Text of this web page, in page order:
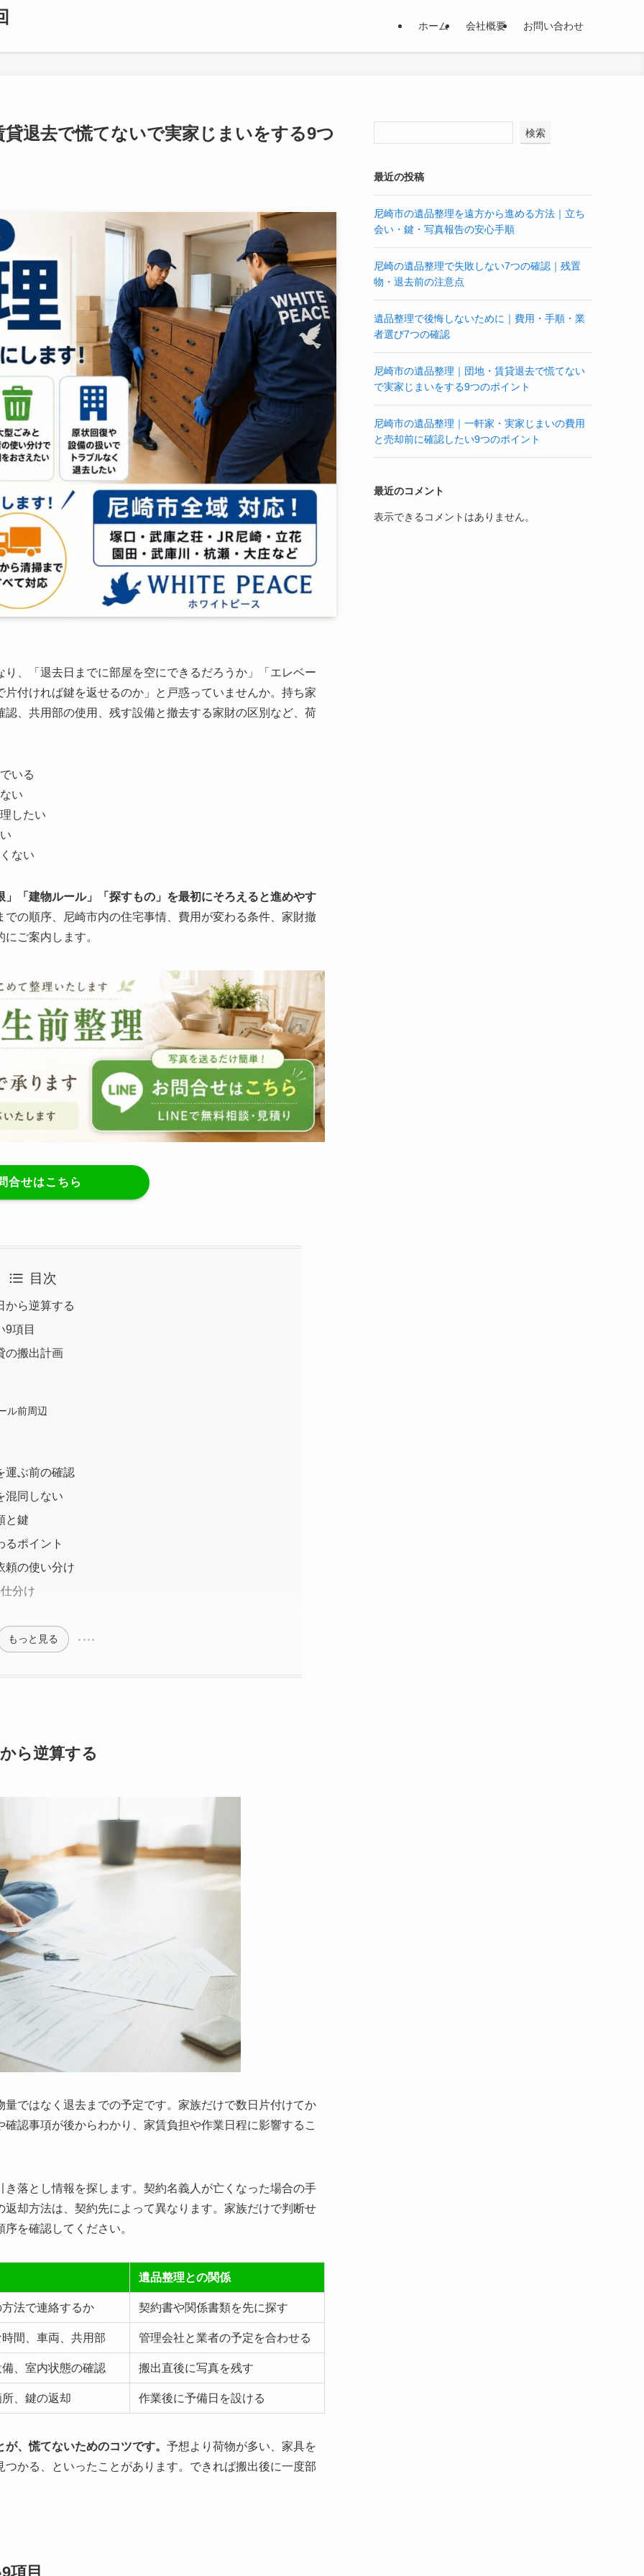
ホーム 会社概要 お問い合わせ
退去で慌てないで実家じまいをする9つ
、「退去日までに部屋を空にできるだろうか」「エレベー
付ければ鍵を返せるのか」と戸惑っていませんか。持ち家
、共用部の使用、残す設備と撤去する家財の区別など、荷
いる
い
したい
ない
「建物ルール」「探すもの」を最初にそろえると進めやす
の順序、尼崎市内の住宅事情、費用が変わる条件、家財撤
ご案内します。
合せはこちら
目次
から逆算する
9項目
の搬出計画
ル前周辺
運ぶ前の確認
混同しない
と鍵
るポイント
頼の使い分け
分け
もっと見る
ら逆算する
ではなく退去までの予定です。家族だけで数日片付けてか
認事項が後からわかり、家賃負担や作業日程に影響するこ
落とし情報を探します。契約名義人が亡くなった場合の手
却方法は、契約先によって異なります。家族だけで判断せ
を確認してください。
遺品整理との関係
法で連絡するか 契約書や関係書類を先に探す
間、車両、共用部 管理会社と業者の予定を合わせる
、室内状態の確認 搬出直後に写真を残す
、鍵の返却 作業後に予備日を設ける
、慌てないためのコツです。 予想より荷物が多い、家具を
かる、といったことがあります。できれば搬出後に一度部
項目
検索
最近の投稿
尼崎市の遺品整理を遠方から進める方法｜立ち
会い・鍵・写真報告の安心手順
尼崎の遺品整理で失敗しない7つの確認｜残置
物・退去前の注意点
遺品整理で後悔しないために｜費用・手順・業
者選び7つの確認
尼崎市の遺品整理｜団地・賃貸退去で慌てない
で実家じまいをする9つのポイント
尼崎市の遺品整理｜一軒家・実家じまいの費用
と売却前に確認したい9つのポイント
最近のコメント
表示できるコメントはありません。